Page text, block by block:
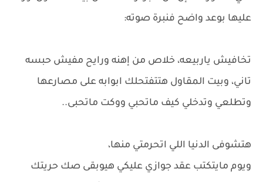
عليها بوعد واضح فنبرة صوته:
تخافيش ياربيعه، خلاص من إهنه ورايح مفيش حبسه
تاني، وبيت المقاول هتتفتحلك ابوابه على مصارعها
وتطلعي وتدخلي كيف ماتحبي ووكت ماتحبى..
هتشوفى الدنيا اللي اتحرمتي منها،
ويوم مايتكتب عقد جوازي عليكي هيوبقى صك حريتك